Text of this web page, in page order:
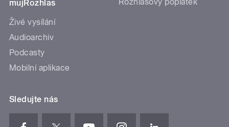
mujRozhlas
Živé vysílání
Audioarchiv
Podcasty
Mobilní aplikace
Sledujte nás